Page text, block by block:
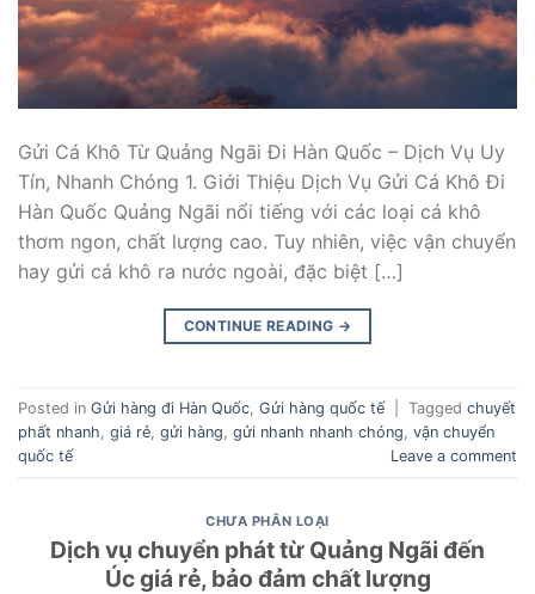
Gửi Cá Khô Từ Quảng Ngãi Đi Hàn Quốc – Dịch Vụ Uy
Tín, Nhanh Chóng 1. Giới Thiệu Dịch Vụ Gửi Cá Khô Đi
Hàn Quốc Quảng Ngãi nổi tiếng với các loại cá khô
thơm ngon, chất lượng cao. Tuy nhiên, việc vận chuyển
hay gửi cá khô ra nước ngoài, đặc biệt […]
CONTINUE READING →
Posted in Gửi hàng đi Hàn Quốc Gửi hàng quốc tế Tagged chuyết
phất nhanh giá rẻ gửi hàng gửi nhanh nhanh chóng vận chuyển
quốc tế
Leave a comment
CHƯA PHÂN LOẠI
Dịch vụ chuyển phát từ Quảng Ngãi đến
Úc giá rẻ, bảo đảm chất lượng